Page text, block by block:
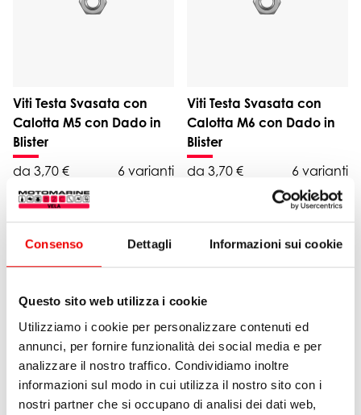
Consenso Dettagli Informazioni sui cookie
Questo sito web utilizza i cookie
Utilizziamo i cookie per personalizzare contenuti ed
annunci, per fornire funzionalità dei social media e per
analizzare il nostro traffico. Condividiamo inoltre
informazioni sul modo in cui utilizza il nostro sito con i
nostri partner che si occupano di analisi dei dati web,
Viti Testa Svasata con
Calotta M5 con Dado in
Blister
da 3,70 €
6 varianti
Viti Testa Svasata con
Calotta M6 con Dado in
Blister
da 3,70 €
6 varianti